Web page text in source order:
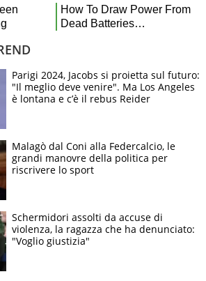
Parigi 2024, Jacobs si proietta sul futuro:
"Il meglio deve venire". Ma Los Angeles
è lontana e c’è il rebus Reider
Malagò dal Coni alla Federcalcio, le
grandi manovre della politica per
riscrivere lo sport
Schermidori assolti da accuse di
violenza, la ragazza che ha denunciato:
"Voglio giustizia"